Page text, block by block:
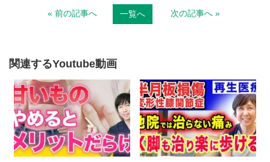
e
o
o
k
« 前の記事へ 一覧へ 次の記事へ »
関連するYoutube動画